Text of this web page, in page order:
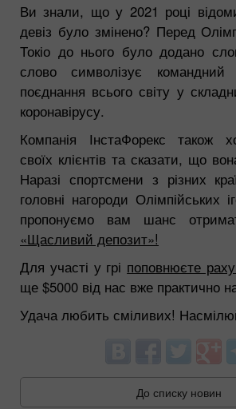
Ви знали, що у 2021 році
девіз було змінено? Перед
Токіо до нього було додано
слово символізує
поєднання всього світу у
коронавірусу.
Компанія ІнстаФорекс також
своїх клієнтів та сказати, що
Наразі спортсмени з різних
головні нагороди Олімпійських
пропонуємо вам шанс
«Щасливий депозит»!
Для участі у грі поповнюєте
ще $5000 від нас вже практично
Удача любить сміливих!
До списку новин